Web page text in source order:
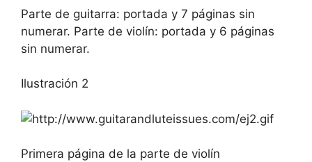
Parte de guitarra: portada y 7 páginas sin
numerar. Parte de violín: portada y 6 páginas
sin numerar.
Ilustración 2
Primera página de la parte de violín